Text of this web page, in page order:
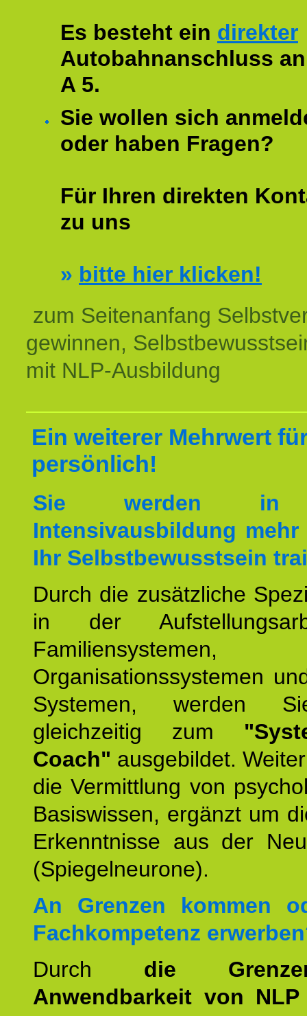
Es besteht ein direkter
Autobahnanschluss
A 5.
Sie wollen sich
oder haben Fragen?
Für Ihren direkten
zu uns
» bitte hier klicken!
zum Seitenanfang
gewinnen,
mit NLP-Ausbildung
Ein weiterer Mehrwert
persönlich!
Sie werden in
Intensivausbildung
Ihr Selbstbewusstsein
Durch die zusätzliche
in der
Familiensystemen,
Organisationssystemen
Systemen, werden
gleichzeitig zum
Coach" ausgebildet.
die Vermittlung von
Basiswissen, ergänzt um
Erkenntnisse aus der
(Spiegelneurone).
An Grenzen kommen
Fachkompetenz
Durch die
Anwendbarkeit von NLP